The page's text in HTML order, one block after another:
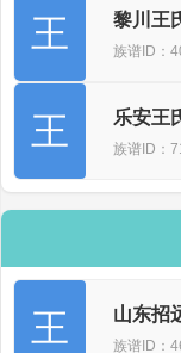
王 黎川王
族谱ID：
王 乐安王
族谱ID：
王 山东招
族谱ID：